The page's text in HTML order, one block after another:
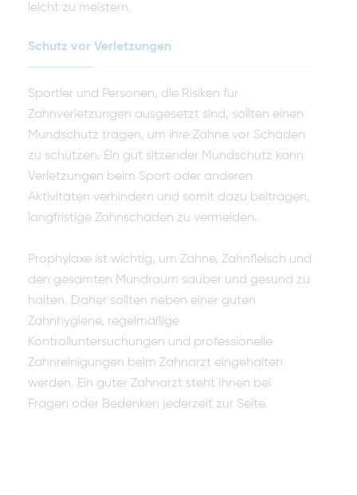
leicht zu meistern.
Schutz vor Verletzungen
Sportler und Personen, die Risiken für
Zahnverletzungen ausgesetzt sind, sollten einen
Mundschutz tragen, um ihre Zähne vor Schäden
zu schützen. Ein gut sitzender Mundschutz kann
Verletzungen beim Sport oder anderen
Aktivitäten verhindern und somit dazu beitragen,
langfristige Zahnschäden zu vermeiden.
Prophylaxe ist wichtig, um Zähne, Zahnfleisch und
den gesamten Mundraum sauber und gesund zu
halten. Daher sollten neben einer guten
Zahnhygiene, regelmäßige
Kontrolluntersuchungen und professionelle
Zahnreinigungen beim Zahnarzt eingehalten
werden. Ein guter Zahnarzt steht Ihnen bei
Fragen oder Bedenken jederzeit zur Seite.